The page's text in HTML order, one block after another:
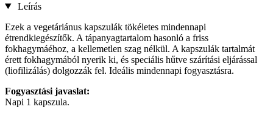
Leírás
Ezek a vegetáriánus kapszulák tökéletes mindennapi
étrendkiegészítők. A tápanyagtartalom hasonló a friss
fokhagymáéhoz, a kellemetlen szag nélkül. A kapszulák tartalmát
érett fokhagymából nyerik ki, és speciális hűtve szárítási eljárással
(liofilizálás) dolgozzák fel. Ideális mindennapi fogyasztásra.
Fogyasztási javaslat:
Napi 1 kapszula.